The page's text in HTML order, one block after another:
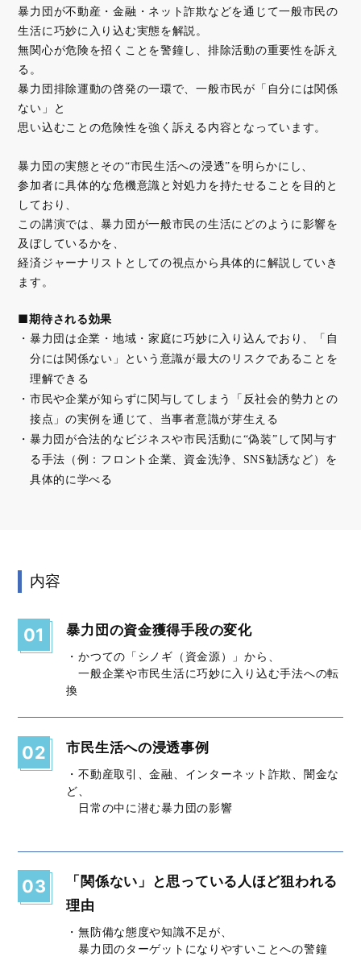
暴力団が不動産・金融・ネット詐欺などを通じて一般市民の
生活に巧妙に入り込む実態を解説。
無関心が危険を招くことを警鐘し、排除活動の重要性を訴え
る。
暴力団排除運動の啓発の一環で、一般市民が「自分には関係
ない」と
思い込むことの危険性を強く訴える内容となっています。
暴力団の実態とその“市民生活への浸透”を明らかにし、
参加者に具体的な危機意識と対処力を持たせることを目的と
しており、
この講演では、暴力団が一般市民の生活にどのように影響を
及ぼしているかを、
経済ジャーナリストとしての視点から具体的に解説していき
ます。
■期待される効果
暴力団は企業・地域・家庭に巧妙に入り込んでおり、「自
分には関係ない」という意識が最大のリスクであることを
理解できる
市民や企業が知らずに関与してしまう「反社会的勢力との
接点」の実例を通じて、当事者意識が芽生える
暴力団が合法的なビジネスや市民活動に“偽装”して関与す
る手法（例：フロント企業、資金洗浄、SNS勧誘など）を
具体的に学べる
内容
01 暴力団の資金獲得手段の変化
・かつての「シノギ（資金源）」から、
一般企業や市民生活に巧妙に入り込む手法への転
換
02 市民生活への浸透事例
・不動産取引、金融、インターネット詐欺、闇金な
ど、
日常の中に潜む暴力団の影響
03
「関係ない」と思っている人ほど狙われる
理由
・無防備な態度や知識不足が、
暴力団のターゲットになりやすいことへの警鐘